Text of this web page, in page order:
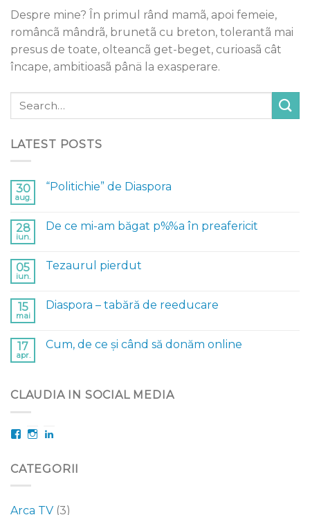
Despre mine? În primul rând mamã, apoi femeie,
româncã mândrã, brunetã cu breton, tolerantã mai
presus de toate, olteancã get-beget, curioasã cât
încape, ambitioasã pânä la exasperare.
LATEST POSTS
30
aug.
“Politichie” de Diaspora
28
iun.
De ce mi-am băgat p%%a în preafericit
05
iun.
Tezaurul pierdut
15
mai
Diaspora – tabără de reeducare
17
apr.
Cum, de ce și când să donăm online
CLAUDIA IN SOCIAL MEDIA
FacebookInstagram
CATEGORII
Arca TV (3)